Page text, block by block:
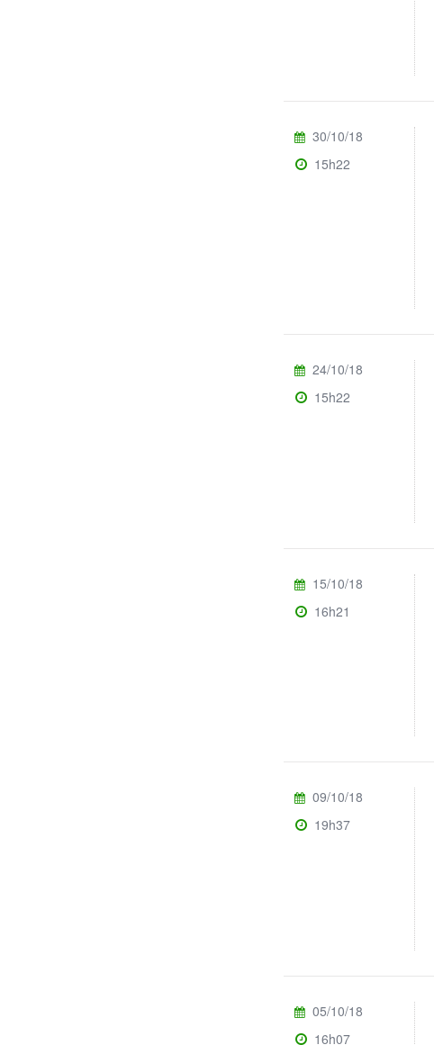
30/10/18
15h22
24/10/18
15h22
15/10/18
16h21
09/10/18
19h37
05/10/18
16h07